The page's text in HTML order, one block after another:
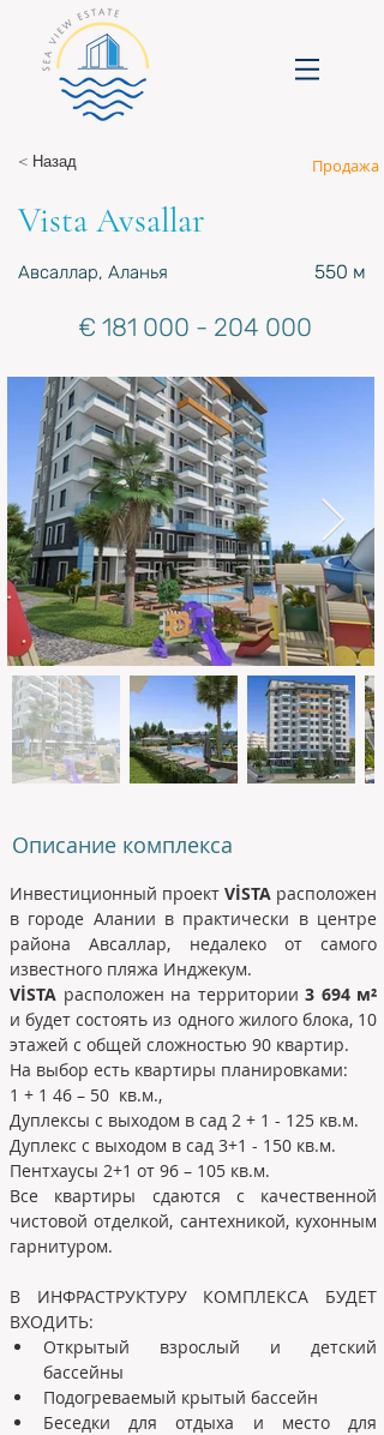
< Назад Продажа
Vista Avsallar
Авсаллар, Аланья 550 м
€ 181 000 - 204 000
Описание комплекса
Инвестиционный проект VİSTA расположен
в городе Алании в практически в центре
района Авсаллар, недалеко от самого
известного пляжа Инджекум.
VİSTA расположен на территории 3 694 м²
и будет состоять из одного жилого блока, 10
этажей с общей сложностью 90 квартир.
На выбор есть квартиры планировками:
1 + 1 46 – 50  кв.м.,
Дуплексы с выходом в сад 2 + 1 - 125 кв.м.
Дуплекс с выходом в сад 3+1 - 150 кв.м.
Пентхаусы 2+1 от 96 – 105 кв.м.
Все квартиры сдаются с качественной
чистовой отделкой, сантехникой, кухонным
гарнитуром.
В ИНФРАСТРУКТУРУ КОМПЛЕКСА БУДЕТ
ВХОДИТЬ:
Открытый взрослый и детский
бассейны
Подогреваемый крытый бассейн
Беседки для отдыха и место для